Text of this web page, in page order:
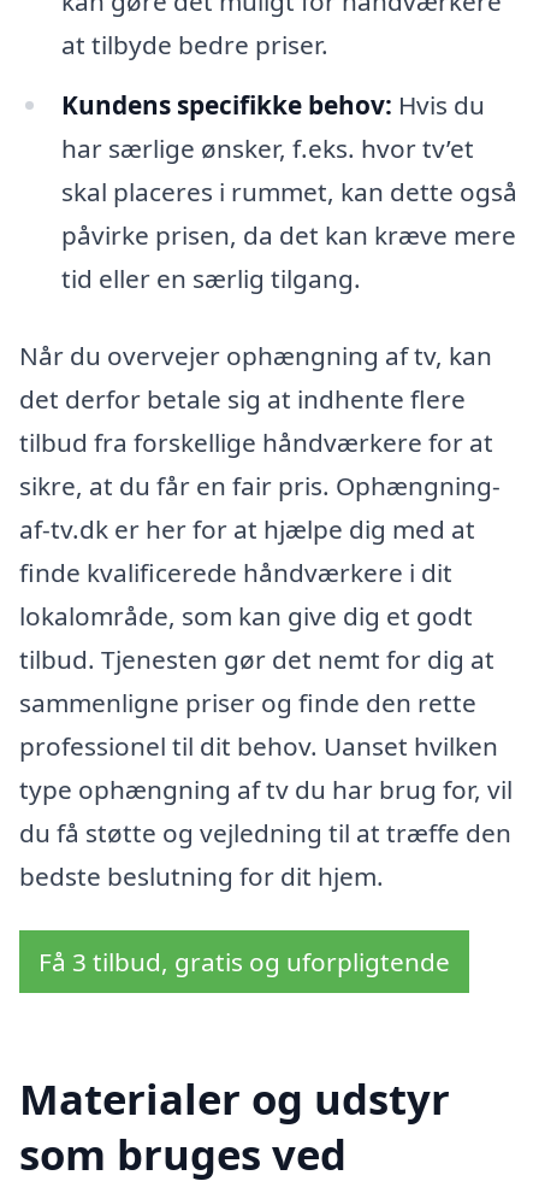
at tilbyde bedre priser.
Kundens specifikke behov: Hvis du
har særlige ønsker, f.eks. hvor tv’et
skal placeres i rummet, kan dette også
påvirke prisen, da det kan kræve mere
tid eller en særlig tilgang.
Når du overvejer ophængning af tv, kan
det derfor betale sig at indhente flere
tilbud fra forskellige håndværkere for at
sikre, at du får en fair pris. Ophængning-
af-tv.dk er her for at hjælpe dig med at
finde kvalificerede håndværkere i dit
lokalområde, som kan give dig et godt
tilbud. Tjenesten gør det nemt for dig at
sammenligne priser og finde den rette
professionel til dit behov. Uanset hvilken
type ophængning af tv du har brug for, vil
du få støtte og vejledning til at træffe den
bedste beslutning for dit hjem.
Få 3 tilbud, gratis og uforpligtende
Materialer og udstyr
som bruges ved